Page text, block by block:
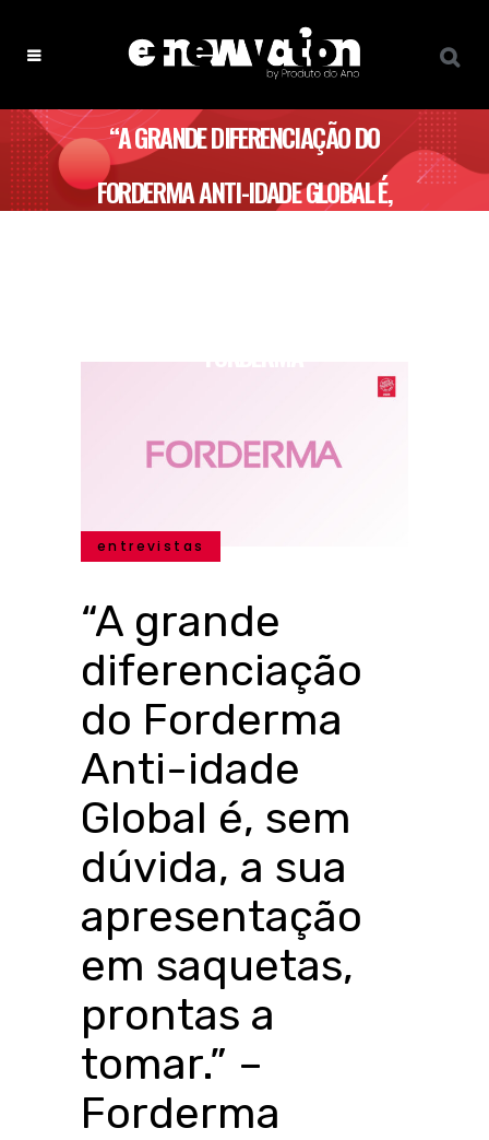
“A GRANDE DIFERENCIAÇÃO DO
FORDERMA ANTI-IDADE GLOBAL É,
– FORDERMA
entrevistas
“A grande
diferenciação
do Forderma
Anti-idade
Global é, sem
dúvida, a sua
apresentação
em saquetas,
prontas a
tomar.” –
Forderma